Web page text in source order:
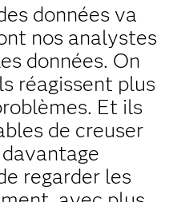
données va
nos analystes
données. On
réagissent plus
Et ils
de creuser
regarder les